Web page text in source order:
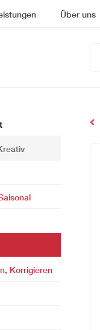
Über uns
Korrigieren